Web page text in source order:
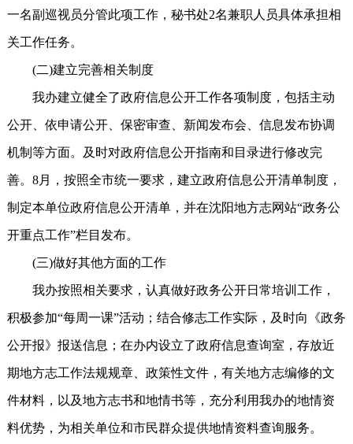
一名副巡视员分管此项工作，秘书处2名兼职人员具体承担相
关工作任务。
(二)建立完善相关制度
我办建立健全了政府信息公开工作各项制度，包括主动
公开、依申请公开、保密审查、新闻发布会、信息发布协调
机制等方面。及时对政府信息公开指南和目录进行修改完
善。8月，按照全市统一要求，建立政府信息公开清单制度，
制定本单位政府信息公开清单，并在沈阳地方志网站“政务公
开重点工作”栏目发布。
(三)做好其他方面的工作
我办按照相关要求，认真做好政务公开日常培训工作，
积极参加“每周一课”活动；结合修志工作实际，及时向《政务
公开报》报送信息；在办内设立了政府信息查询室，存放近
期地方志工作法规规章、政策性文件，有关地方志编修的文
件材料，以及地方志书和地情书等，充分利用我办的地情资
料优势，为相关单位和市民群众提供地情资料查询服务。